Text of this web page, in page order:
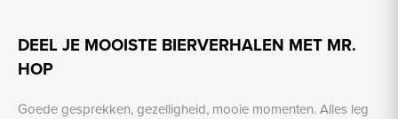
DEEL JE MOOISTE BIERVERHALEN MET MR.
HOP
Goede gesprekken, gezelligheid, mooie momenten. Alles leg